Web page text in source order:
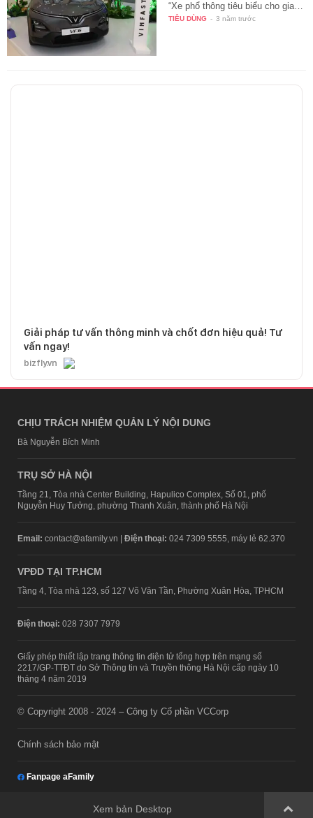
“Xe phổ thông tiêu biểu cho gia…
TIÊU DÙNG - 3 năm trước
Giải pháp tư vấn thông minh và chốt đơn hiệu quả! Tư
vấn ngay!
bizfly.vn
CHỊU TRÁCH NHIỆM QUẢN LÝ NỘI DUNG
Bà Nguyễn Bích Minh
TRỤ SỞ HÀ NỘI
Tầng 21, Tòa nhà Center Building, Hapulico Complex, Số 01, phố
Nguyễn Huy Tưởng, phường Thanh Xuân, thành phố Hà Nội
Email: contact@afamily.vn | Điện thoại: 024 7309 5555, máy lẻ 62.370
VPĐD TẠI TP.HCM
Tầng 4, Tòa nhà 123, số 127 Võ Văn Tần, Phường Xuân Hòa, TPHCM
Điện thoại: 028 7307 7979
Giấy phép thiết lập trang thông tin điện tử tổng hợp trên mạng số
2217/GP-TTĐT do Sở Thông tin và Truyền thông Hà Nội cấp ngày 10
tháng 4 năm 2019
© Copyright 2008 - 2024 – Công ty Cổ phần VCCorp
Chính sách bảo mật
Fanpage aFamily
Xem bản Desktop